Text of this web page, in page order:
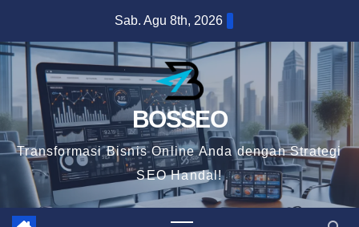
content
Sab. Agu 8th, 2026
BOSSEO
Transformasi Bisnis Online Anda dengan Strategi
SEO Handal!